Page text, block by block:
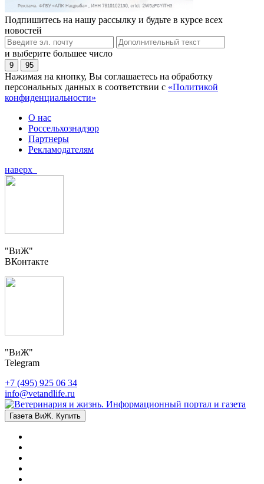
Подпишитесь на нашу рассылку и будьте в курсе всех
новостей
и выберите большее число
9 95
Нажимая на кнопку, Вы соглашаетесь на обработку
персональных данных в соответствии с «Политикой
конфиденциальности»
О нас
Россельхознадзор
Партнеры
Рекламодателям
наверх
"ВиЖ"
ВКонтакте
"ВиЖ"
Telegram
+7 (495) 925 06 34
info@vetandlife.ru
Газета ВиЖ. Купить